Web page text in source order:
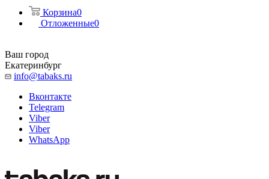
Корзина0
Отложенные0
Ваш город
Екатеринбург
info@tabaks.ru
Вконтакте
Telegram
Viber
Viber
WhatsApp